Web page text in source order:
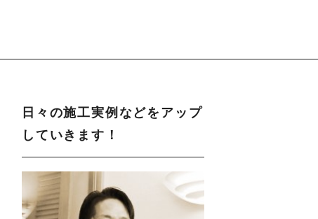
日々の施工実例などをアップ
していきます！